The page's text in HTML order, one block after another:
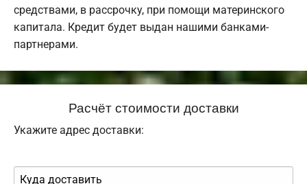
средствами, в рассрочку, при помощи материнского
капитала. Кредит будет выдан нашими банками-
партнерами.
Расчёт стоимости доставки
Укажите адрес доставки: